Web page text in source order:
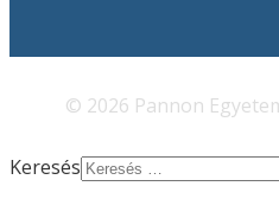
© 2026 Pannon
Keresés